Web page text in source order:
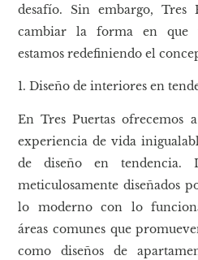
desafío. Sin embargo, Tres
cambiar la forma en que
estamos redefiniendo el
1. Diseño de interiores en
En Tres Puertas ofrecemos
experiencia de vida
de diseño en tendencia.
meticulosamente diseñados
lo moderno con lo
áreas comunes que
como diseños de